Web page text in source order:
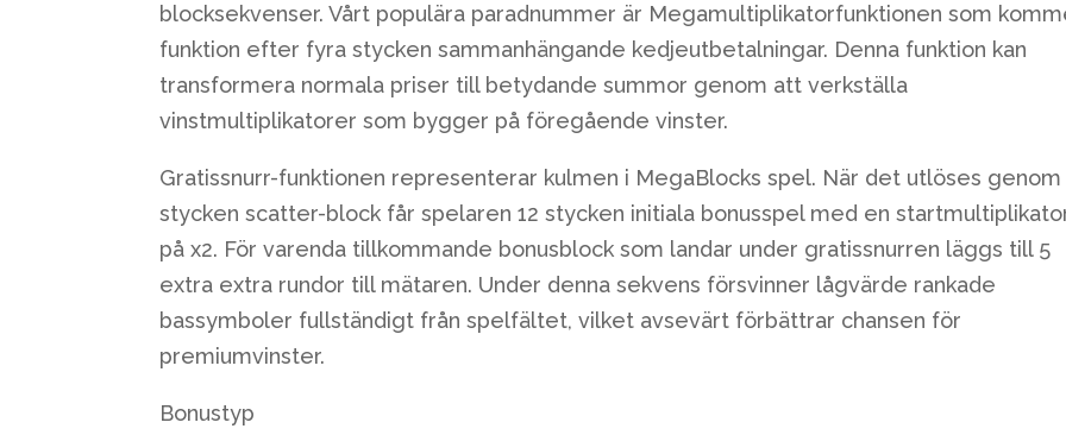
blocksekvenser. Vårt populära paradnummer är Megamultiplikatorfunktionen som
funktion efter fyra stycken sammanhängande kedjeutbetalningar. Denna funktion kan
transformera normala priser till betydande summor genom att verkställa
vinstmultiplikatorer som bygger på föregående vinster.
Gratissnurr-funktionen representerar kulmen i MegaBlocks spel. När det utlöses
stycken scatter-block får spelaren 12 stycken initiala bonusspel med en
på x2. För varenda tillkommande bonusblock som landar under gratissnurren läggs till 5
extra extra rundor till mätaren. Under denna sekvens försvinner lågvärde rankade
bassymboler fullständigt från spelfältet, vilket avsevärt förbättrar chansen för
premiumvinster.
Bonustyp